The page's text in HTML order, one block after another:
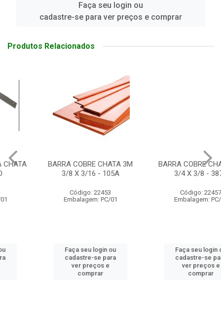
Faça seu login ou
cadastre-se para ver preços e comprar
Produtos Relacionados
BARRA COBRE CHATA 3M
3/8 X 3/16 - 105A
Código: 22453
Embalagem: PC/01
Faça seu login ou
cadastre-se para
ver preços e
BARRA COBRE CHATA 3M
3/4 X 3/8 - 387A
Código: 22457
Embalagem: PC/01
Faça seu login ou
cadastre-se para
ver preços e